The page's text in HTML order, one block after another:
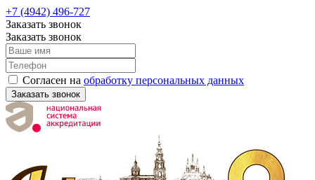
+7 (4942) 496-727
Заказать звонок
Заказать звонок
Согласен на обработку персональных данных
Заказать звонок